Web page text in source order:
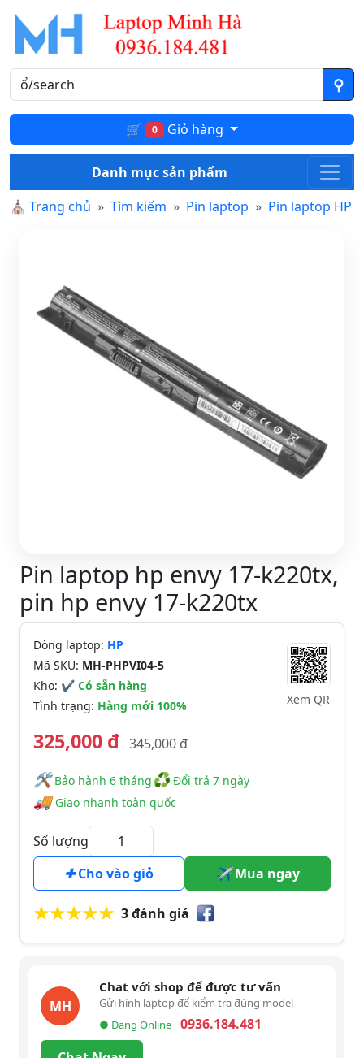
🛒 0 Giỏ hàng
Danh mục sản phẩm
⛪ Trang chủ Tìm kiếm Pin laptop Pin laptop HP
Pin laptop hp envy 17-k220tx,
pin hp envy 17-k220tx
Dòng laptop: HP
Mã SKU: MH-PHPVI04-5
Kho: ✔ Có sẵn hàng
Tình trạng: Hàng mới 100% Xem QR
325,000 đ 345,000 đ
🛠️️ Bảo hành 6 tháng♻Đổi trả 7 ngày
🚚Giao nhanh toàn quốc
Số lượng
Cho vào giỏ
Mua ngay
3 đánh giá
MH
Chat với shop để được tư vấn
Gửi hình laptop để kiểm tra đúng model
● Đang Online
0936.184.481